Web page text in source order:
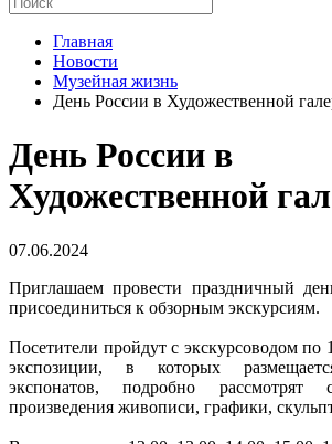
Главная
Новости
Музейная жизнь
День России в Художественной
День России в
Художественной
07.06.2024
Приглашаем провести праздничный
присоединиться к обзорным экскурсиям.
Посетители пройдут с экскурсоводом по
экспозиции, в которых
экспонатов, подробно рассмотрят
произведения живописи, графики,